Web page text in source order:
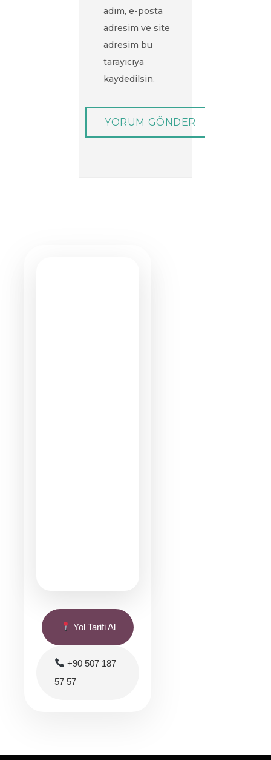
adım, e-posta
adresim ve site
adresim bu
tarayıcıya
kaydedilsin.
Yol Tarifi Al
+90 507 187
57 57